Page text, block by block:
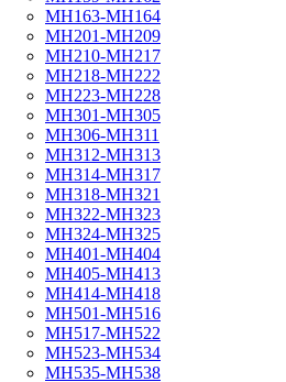
МН163-МН164
МН201-МН209
МН210-МН217
МН218-МН222
МН223-МН228
МН301-МН305
МН306-МН311
МН312-МН313
МН314-МН317
МН318-МН321
МН322-МН323
МН324-МН325
МН401-МН404
МН405-МН413
МН414-МН418
МН501-МН516
МН517-МН522
МН523-МН534
МН535-МН538